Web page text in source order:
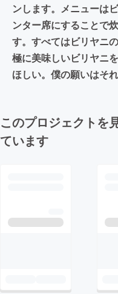
ンします。メニューは
ンター席にすることで
す。すべてはビリヤニ
極に美味しいビリヤニ
ほしい。僕の願いはそ
このプロジェクトを
ています